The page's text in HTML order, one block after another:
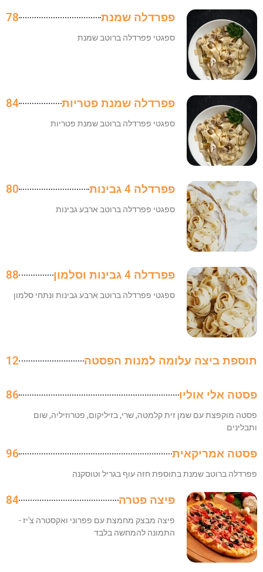
פפרדלה שמנת 78
ספגטי פפרדלה ברוטב שמנת
פפרדלה שמנת פטריות 84
ספגטי פפרדלה ברוטב שמנת פטריות
פפרדלה 4 גבינות 80
ספגטי פפרדלה ברוטב ארבע גבינות
פפרדלה 4 גבינות וסלמון 88
ספגטי פפרדלה ברוטב ארבע גבינות ונתחי סלמון
תוספת ביצה עלומה למנות הפסטה 12
פסטה אלי אוליו 86
פסטה מוקפצת עם שמן זית קלמטה, שרי, בזיליקום, פטרוזיליה, שום
ותבלינים
פסטה אמריקאית 96
פפרדלה ברוטב שמנת בתוספת חזה עוף בגריל וטוסקנה
פיצה פטרה 84
פיצה מבצק מחמצת עם פפרוני ואקסטרה צ'יז -
התמונה להמחשה בלבד